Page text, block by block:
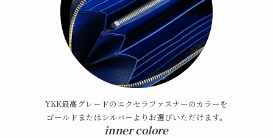
YKK最高グレードのエクセラファスナーのカラーを
ゴールドまたはシルバーよりお選びいただけます。
innercolore